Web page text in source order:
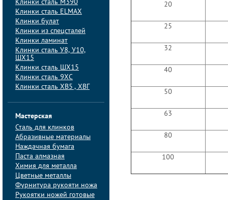
Клинки сталь M390
Клинки сталь ELMAX
Клинки булат
Клинки из спецсталей
Клинки ламинат
Клинки сталь У8, У10,
ШХ15
Клинки сталь ШХ15
Клинки сталь 9ХС
Клинки сталь ХВ5 , ХВГ
Мастерская
Сталь для клинков
Абразивные материалы
Наждачная бумага
Паста алмазная
Химия для металла
Цветные металлы
Фурнитура рукояти ножа
Рукоятки ножей готовые
20
25
32
40
50
63
80
100